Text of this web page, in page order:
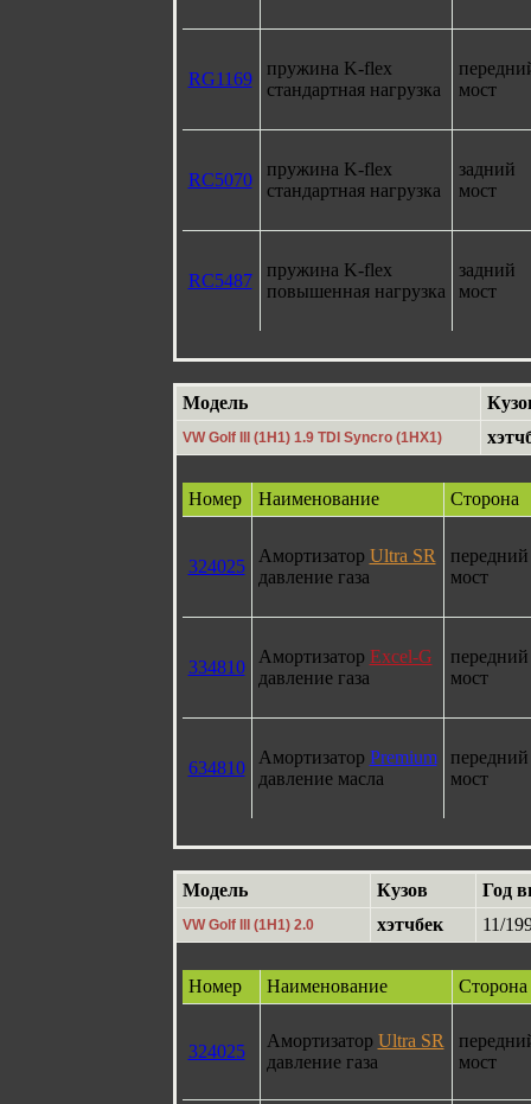
RG1169
пружина K-flex
стандартная нагрузка
мост
RC5070
пружина K-flex
стандартная нагрузка
задний
мост
RC5487
пружина K-flex
повышенная нагрузка
задний
мост
Модель
VW Golf III (1H1) 1.9 TDI Syncro (1HX1)
Номер Наименование Сторона
324025
Амортизатор Ultra SR
давление газа
передний
мост
334810
Амортизатор Excel-G
давление газа
передний
мост
634810
Амортизатор Premium
давление масла
передний
мост
Модель Кузов Год
VW Golf III (1H1) 2.0 хэтчбек 11/
Номер Наименование Сторона
324025
Амортизатор Ultra SR
давление газа
мост